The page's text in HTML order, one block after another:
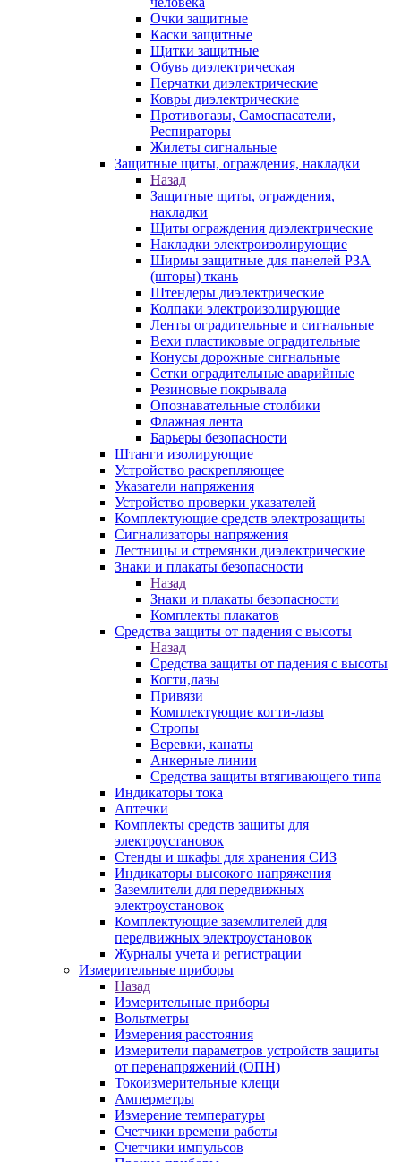
Очки защитные
Каски защитные
Щитки защитные
Обувь диэлектрическая
Перчатки диэлектрические
Ковры диэлектрические
Противогазы, Самоспасатели,
Респираторы
Жилеты сигнальные
Защитные щиты, ограждения, накладки
Назад
Защитные щиты, ограждения,
накладки
Щиты ограждения диэлектрические
Накладки электроизолирующие
Ширмы защитные для панелей РЗА
(шторы) ткань
Штендеры диэлектрические
Колпаки электроизолирующие
Ленты оградительные и сигнальные
Вехи пластиковые оградительные
Конусы дорожные сигнальные
Сетки оградительные аварийные
Резиновые покрывала
Опознавательные столбики
Флажная лента
Барьеры безопасности
Штанги изолирующие
Устройство раскрепляющее
Указатели напряжения
Устройство проверки указателей
Комплектующие средств электрозащиты
Сигнализаторы напряжения
Лестницы и стремянки диэлектрические
Знаки и плакаты безопасности
Назад
Знаки и плакаты безопасности
Комплекты плакатов
Средства защиты от падения с высоты
Назад
Средства защиты от падения с высоты
Когти,лазы
Привязи
Комплектующие когти-лазы
Стропы
Веревки, канаты
Анкерные линии
Средства защиты втягивающего типа
Индикаторы тока
Аптечки
Комплекты средств защиты для
электроустановок
Стенды и шкафы для хранения СИЗ
Индикаторы высокого напряжения
Заземлители для передвижных
электроустановок
Комплектующие заземлителей для
передвижных электроустановок
Журналы учета и регистрации
Измерительные приборы
Назад
Измерительные приборы
Вольтметры
Измерения расстояния
Измерители параметров устройств защиты
от перенапряжений (ОПН)
Токоизмерительные клещи
Амперметры
Измерение температуры
Счетчики времени работы
Счетчики импульсов